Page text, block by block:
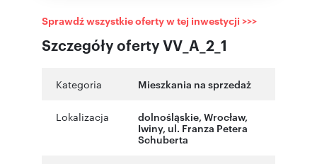
Szczegóły oferty VV_A_2_1
Sprawdź wszystkie oferty w tej inwestycji >>>
Kategoria Mieszkania na sprzedaż
Lokalizacja dolnośląskie, Wrocław,
Iwiny, ul. Franza Petera
Schuberta